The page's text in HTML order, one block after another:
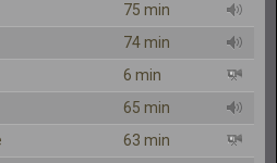
75 min
74 min
6 min
65 min
63 min